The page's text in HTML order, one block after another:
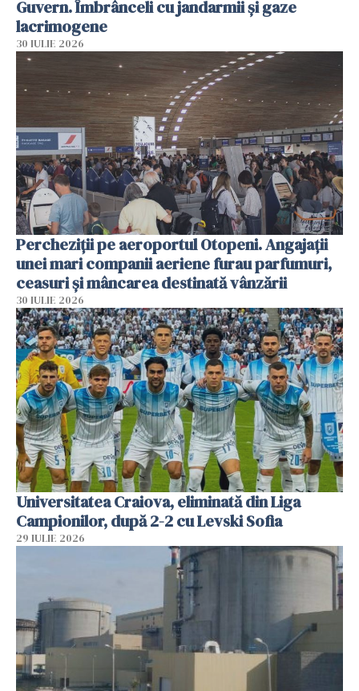
Guvern. Îmbrânceli cu jandarmii și gaze
lacrimogene
30 IULIE 2026
Percheziții pe aeroportul Otopeni. Angajații
unei mari companii aeriene furau parfumuri,
ceasuri și mâncarea destinată vânzării
30 IULIE 2026
Universitatea Craiova, eliminată din Liga
Campionilor, după 2-2 cu Levski Sofia
29 IULIE 2026